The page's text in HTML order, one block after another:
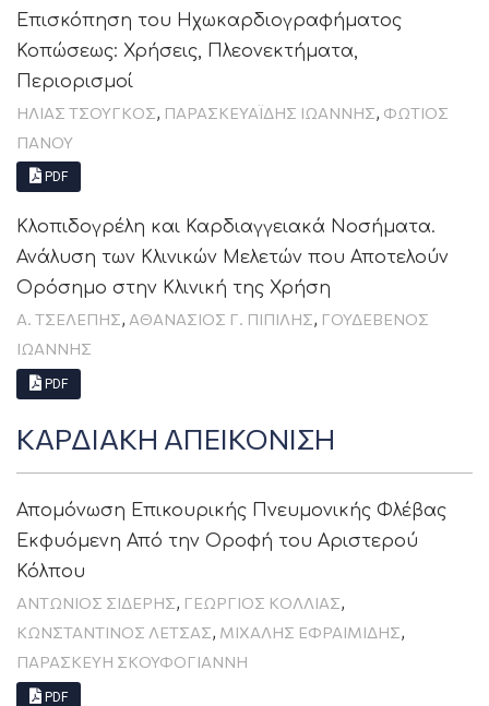
Επισκόπηση του Ηχωκαρδιογραφήματος
Κοπώσεως: Χρήσεις, Πλεονεκτήματα,
Περιορισμοί
ΗΛΊΑΣ ΤΣΟΎΓΚΟΣ, ΠΑΡΑΣΚΕΥΑΪΔΗΣ ΙΩΑΝΝΗΣ, ΦΏΤΙΟΣ
ΠΆΝΟΥ
PDF
Κλοπιδογρέλη και Καρδιαγγειακά Νοσήματα.
Ανάλυση των Κλινικών Μελετών που Αποτελούν
Ορόσημο στην Κλινική της Χρήση
Α. ΤΣΕΛΈΠΗΣ, ΑΘΑΝΆΣΙΟΣ Γ. ΠΙΠΙΛΉΣ, ΓΟΥΔΈΒΕΝΟΣ
ΙΩΆΝΝΗΣ
PDF
ΚΑΡΔΙΑΚΗ ΑΠΕΙΚΟΝΙΣΗ
Απομόνωση Επικουρικής Πνευμονικής Φλέβας
Εκφυόμενη Από την Οροφή του Αριστερού
Κόλπου
ΑΝΤΩΝΙΟΣ ΣΙΔΕΡΗΣ, ΓΕΩΡΓΙΟΣ ΚΟΛΛΙΑΣ,
ΚΩΝΣΤΑΝΤΙΝΟΣ ΛΕΤΣΑΣ, ΜΙΧΑΛΗΣ ΕΦΡΑΙΜΙΔΗΣ,
ΠΑΡΑΣΚΕΥΗ ΣΚΟΥΦΟΓΙΑΝΝΗ
PDF